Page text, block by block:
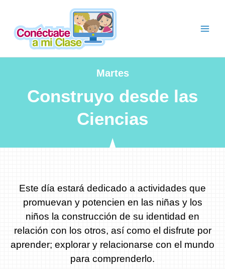
contenido
Martes
Construyo desde las
Ciencias
Este día estará dedicado a actividades que
promuevan y potencien en las niñas y los
niños la construcción de su identidad en
relación con los otros, así como el disfrute por
aprender; explorar y relacionarse con el mundo
para comprenderlo.